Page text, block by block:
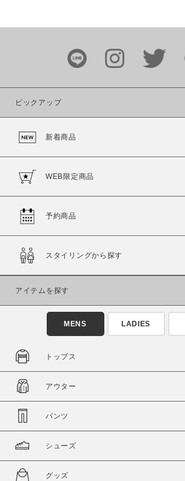
価格
セール価格
在庫
ピックアップ
新着商品
WEB限定商品
予約商品
スタイリングから探す
アイテムを探す
MENS LADIES
トップス
アウター
パンツ
シューズ
グッズ